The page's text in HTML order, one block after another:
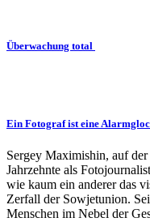
Überwachung total
Ein Fotograf ist eine
Sergey Maximishin, auf
Jahrzehnte als
wie kaum ein anderer das
Zerfall der Sowjetunion.
Menschen im Nebel der